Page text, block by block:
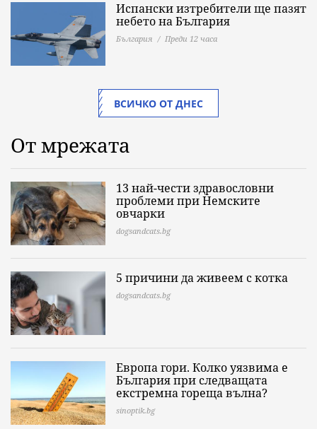
Испански изтребители ще пазят
небето на България
България Преди 12 часа
ВСИЧКО ОТ ДНЕС
От мрежата
13 най-чести здравословни
проблеми при Немските
овчарки
dogsandcats.bg
5 причини да живеем с котка
dogsandcats.bg
Европа гори. Колко уязвима е
България при следващата
екстремна гореща вълна?
sinoptik.bg